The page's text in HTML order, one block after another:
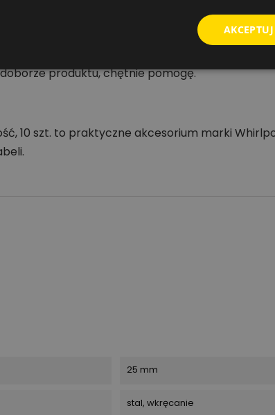
10 szt. warto dobrać akcesoria zgodne z
produktu, chętnie pomogę.
10 szt. to praktyczne akcesorium marki
25 mm
stal, wkręcanie